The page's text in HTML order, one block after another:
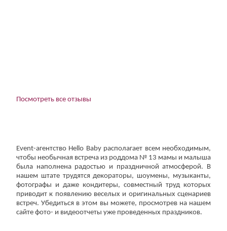
Посмотреть все отзывы
Еvent-агентство Hello Baby располагает всем необходимым,
чтобы необычная встреча из роддома № 13 мамы и малыша
была наполнена радостью и праздничной атмосферой. В
нашем штате трудятся декораторы, шоумены, музыканты,
фотографы и даже кондитеры, совместный труд которых
приводит к появлению веселых и оригинальных сценариев
встреч. Убедиться в этом вы можете, просмотрев на нашем
сайте фото- и видеоотчеты уже проведенных праздников.